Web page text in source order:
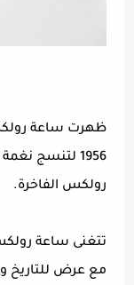
ظهرت ساعة رولكس
1956 لتنسج
رولكس الفاخرة.
مع عرض للتاريخ و